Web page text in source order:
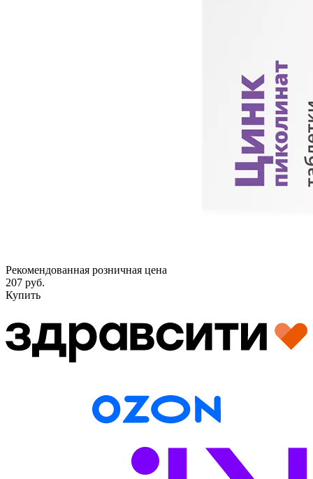
Рекомендованная розничная цена
207 руб.
Купить